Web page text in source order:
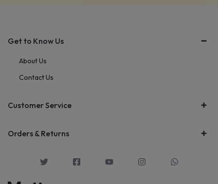
Get to Know Us
About Us
Contact Us
Customer Service
Orders & Returns